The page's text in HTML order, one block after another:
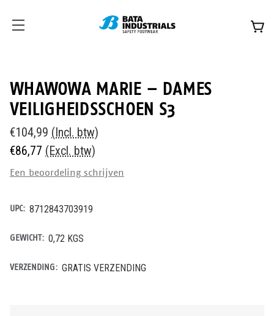
WHAWOWA MARIE – DAMES
VEILIGHEIDSSCHOEN S3
€104,99 (Incl. btw)
€86,77 (Excl. btw)
Een beoordeling schrijven
UPC: 8712843703919
GEWICHT: 0,72 KGS
VERZENDING: GRATIS VERZENDING